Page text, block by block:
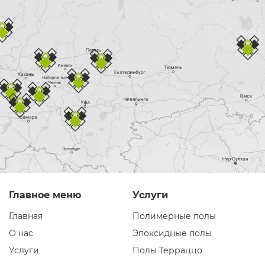
Главное меню
Главная
О нас
Услуги
Услуги
Полимерные полы
Эпоксидные полы
Полы Терраццо